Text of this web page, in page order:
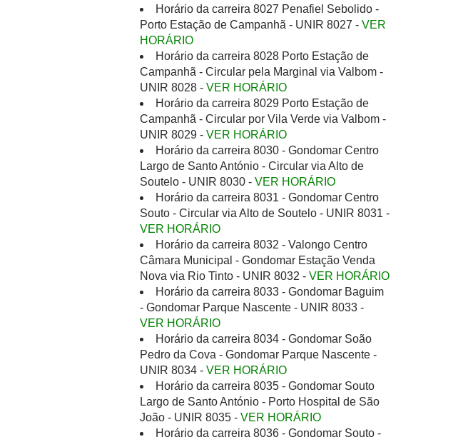
Horário da carreira 8027 Penafiel Sebolido -
Porto Estação de Campanhã - UNIR 8027 - VER
HORÁRIO
Horário da carreira 8028 Porto Estação de
Campanhã - Circular pela Marginal via Valbom -
UNIR 8028 - VER HORÁRIO
Horário da carreira 8029 Porto Estação de
Campanhã - Circular por Vila Verde via Valbom -
UNIR 8029 - VER HORÁRIO
Horário da carreira 8030 - Gondomar Centro
Largo de Santo António - Circular via Alto de
Soutelo - UNIR 8030 - VER HORÁRIO
Horário da carreira 8031 - Gondomar Centro
Souto - Circular via Alto de Soutelo - UNIR 8031 -
VER HORÁRIO
Horário da carreira 8032 - Valongo Centro
Câmara Municipal - Gondomar Estação Venda
Nova via Rio Tinto - UNIR 8032 - VER HORÁRIO
Horário da carreira 8033 - Gondomar Baguim
- Gondomar Parque Nascente - UNIR 8033 -
VER HORÁRIO
Horário da carreira 8034 - Gondomar Soão
Pedro da Cova - Gondomar Parque Nascente -
UNIR 8034 - VER HORÁRIO
Horário da carreira 8035 - Gondomar Souto
Largo de Santo António - Porto Hospital de São
João - UNIR 8035 - VER HORÁRIO
Horário da carreira 8036 - Gondomar Souto -